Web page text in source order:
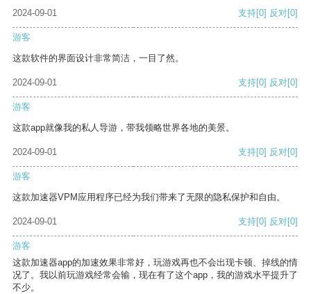
2024-09-01
支持[0] 反对[0]
游客
这款软件的界面设计非常简洁，一目了然。
2024-09-01 支持[0] 反对[0]
游客
这款app就像我的私人导游，带我领略世界各地的美景。
2024-09-01 支持[0] 反对[0]
游客
这款加速器VPM应用程序已经为我们带来了无限的隐私保护和自由。
2024-09-01 支持[0] 反对[0]
游客
这款加速器app的加速效果非常好，玩游戏再也不会出现卡顿、掉线的情
况了。我以前玩游戏经常会输，现在有了这个app，我的游戏水平提升了
不少。